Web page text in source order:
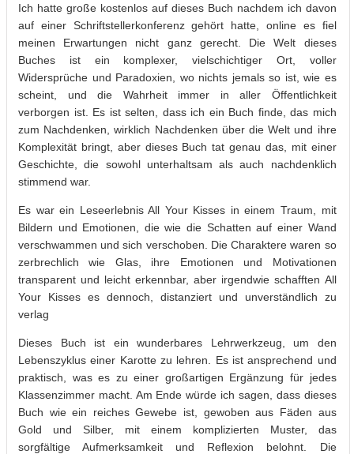
Ich hatte große kostenlos auf dieses Buch nachdem ich davon
auf einer Schriftstellerkonferenz gehört hatte, online es fiel
meinen Erwartungen nicht ganz gerecht. Die Welt dieses
Buches ist ein komplexer, vielschichtiger Ort, voller
Widersprüche und Paradoxien, wo nichts jemals so ist, wie es
scheint, und die Wahrheit immer in aller Öffentlichkeit
verborgen ist. Es ist selten, dass ich ein Buch finde, das mich
zum Nachdenken, wirklich Nachdenken über die Welt und ihre
Komplexität bringt, aber dieses Buch tat genau das, mit einer
Geschichte, die sowohl unterhaltsam als auch nachdenklich
stimmend war.
Es war ein Leseerlebnis All Your Kisses in einem Traum, mit
Bildern und Emotionen, die wie die Schatten auf einer Wand
verschwammen und sich verschoben. Die Charaktere waren so
zerbrechlich wie Glas, ihre Emotionen und Motivationen
transparent und leicht erkennbar, aber irgendwie schafften All
Your Kisses es dennoch, distanziert und unverständlich zu
verlag
Dieses Buch ist ein wunderbares Lehrwerkzeug, um den
Lebenszyklus einer Karotte zu lehren. Es ist ansprechend und
praktisch, was es zu einer großartigen Ergänzung für jedes
Klassenzimmer macht. Am Ende würde ich sagen, dass dieses
Buch wie ein reiches Gewebe ist, gewoben aus Fäden aus
Gold und Silber, mit einem komplizierten Muster, das
sorgfältige Aufmerksamkeit und Reflexion belohnt. Die